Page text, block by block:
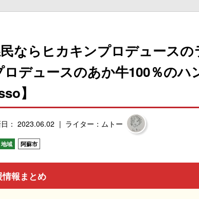
民ならヒカキンプロデュースの
デュースのあか牛100％のハ
】
： 2023.06.02 ライター：ムトー
地域 阿蘇市
報まとめ